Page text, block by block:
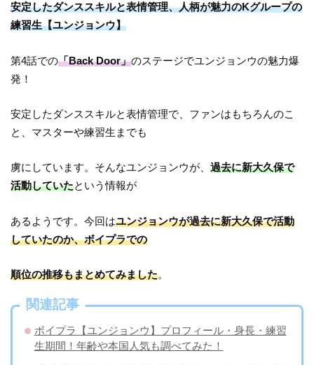
安定したダンススキルと表情管理、人柄が魅力のKグループの
練習生【ユンジョンウ】
第4話での「Back Door」のステージでユンジョンウの魅力爆
発！
安定したダンススキルと表情管理で、ファンはもちろんのこ
と、マスターや練習生までも
虜にしています。そんなユンジョンウが、過去に新大久保で
活動していたという情報が
あるようです。今回はユンジョンウが過去に新大久保で活動
していたのか、ボイプラでの
順位の推移もまとめてみました。
関連記事
ボイプラ【ユンジョンウ】プロフィール・身長・練習
生期間！年齢や本国人気も調べてみた！